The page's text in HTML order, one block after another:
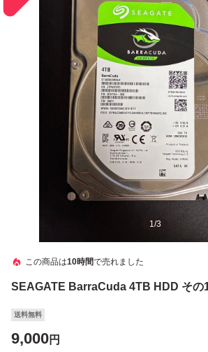
1/3
この商品は10時間で売れました
SEAGATE BarraCuda 4TB HDD その
送料無料
9,000円